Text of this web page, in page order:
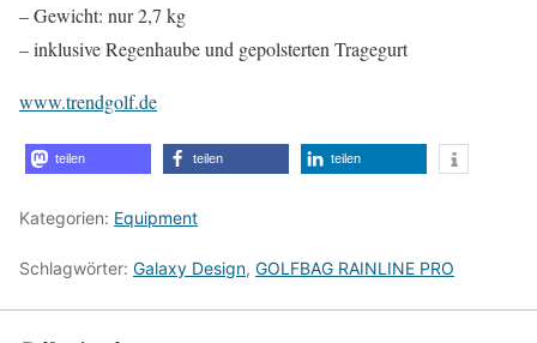
– Gewicht: nur 2,7 kg
– inklusive Regenhaube und gepolsterten Tragegurt
www.trendgolf.de
teilen teilen teilen
Kategorien: Equipment
Schlagwörter: Galaxy Design, GOLFBAG RAINLINE PRO